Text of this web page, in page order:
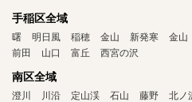
手稲区全域
曙 明日風 稲穂 金山 新発寒 金山
前田
山口 富丘 西宮の沢
南区全域
澄川 川沿 定山渓 石山 藤野 北ノ